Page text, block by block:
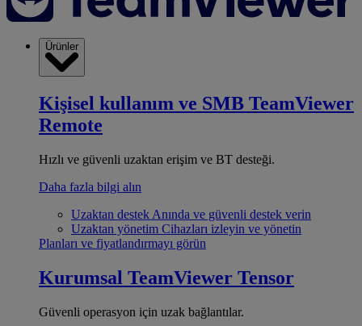
Ürünler
Kişisel kullanım ve SMB TeamViewer
Remote
Hızlı ve güvenli uzaktan erişim ve BT desteği.
Daha fazla bilgi alın
Uzaktan destek Anında ve güvenli destek verin
Uzaktan yönetim Cihazları izleyin ve yönetin
Planları ve fiyatlandırmayı görün
Kurumsal TeamViewer Tensor
Güvenli operasyon için uzak bağlantılar.